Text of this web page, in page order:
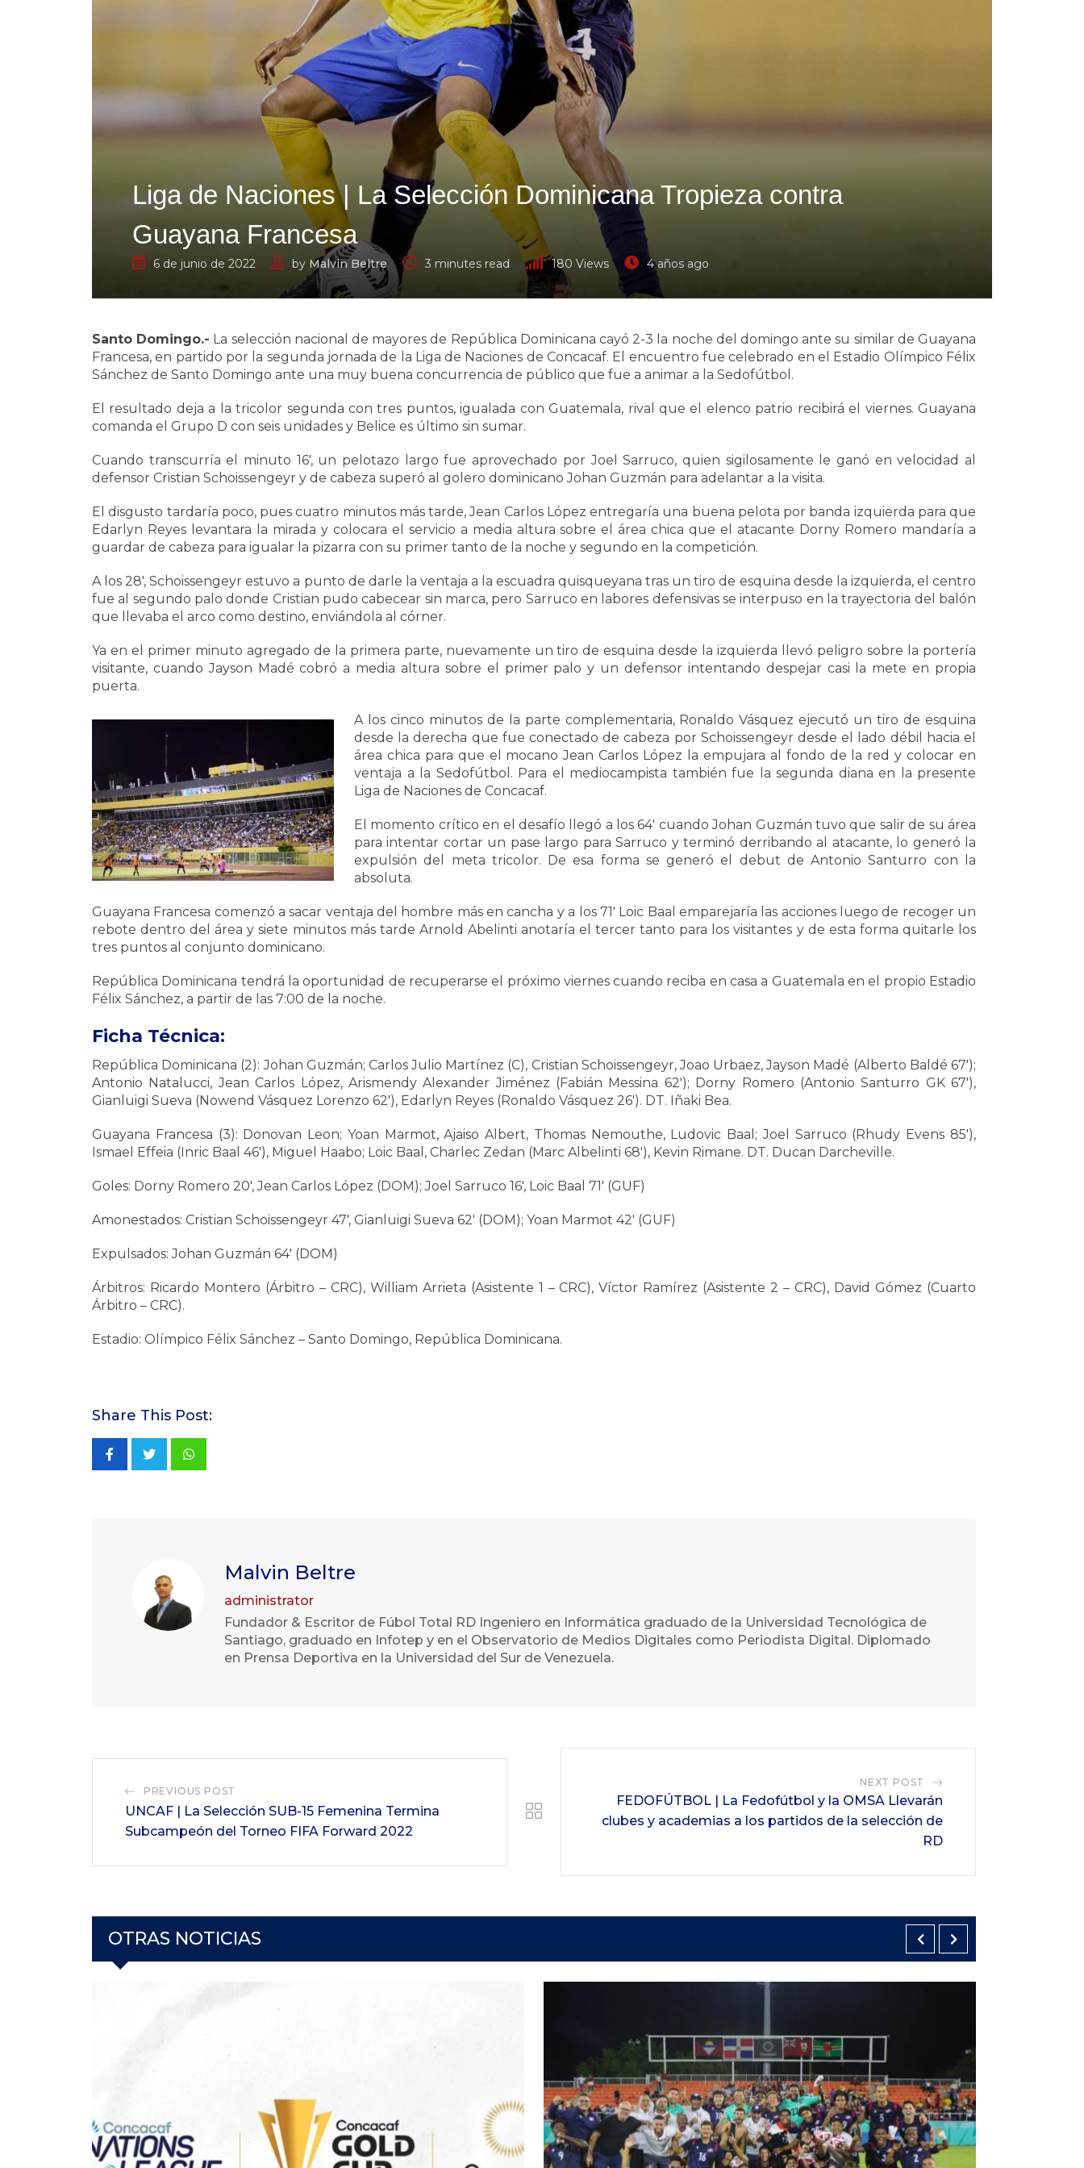
Liga de Naciones | La Selección Dominicana Tropieza contra
Guayana Francesa
6 de junio de 2022 by Malvin Beltre 3 minutes read 180 Views 4 años ago
Santo Domingo.- La selección nacional de mayores de República Dominicana cayó 2-3 la noche del domingo ante su similar de Guayana
Francesa, en partido por la segunda jornada de la Liga de Naciones de Concacaf. El encuentro fue celebrado en el Estadio Olímpico Félix
Sánchez de Santo Domingo ante una muy buena concurrencia de público que fue a animar a la Sedofútbol.
El resultado deja a la tricolor segunda con tres puntos, igualada con Guatemala, rival que el elenco patrio recibirá el viernes. Guayana
comanda el Grupo D con seis unidades y Belice es último sin sumar.
Cuando transcurría el minuto 16′, un pelotazo largo fue aprovechado por Joel Sarruco, quien sigilosamente le ganó en velocidad al
defensor Cristian Schoissengeyr y de cabeza superó al golero dominicano Johan Guzmán para adelantar a la visita.
El disgusto tardaría poco, pues cuatro minutos más tarde, Jean Carlos López entregaría una buena pelota por banda izquierda para que
Edarlyn Reyes levantara la mirada y colocara el servicio a media altura sobre el área chica que el atacante Dorny Romero mandaría a
guardar de cabeza para igualar la pizarra con su primer tanto de la noche y segundo en la competición.
A los 28′, Schoissengeyr estuvo a punto de darle la ventaja a la escuadra quisqueyana tras un tiro de esquina desde la izquierda, el centro
fue al segundo palo donde Cristian pudo cabecear sin marca, pero Sarruco en labores defensivas se interpuso en la trayectoria del balón
que llevaba el arco como destino, enviándola al córner.
Ya en el primer minuto agregado de la primera parte, nuevamente un tiro de esquina desde la izquierda llevó peligro sobre la portería
visitante, cuando Jayson Madé cobró a media altura sobre el primer palo y un defensor intentando despejar casi la mete en propia
puerta.
A los cinco minutos de la parte complementaria, Ronaldo Vásquez ejecutó un tiro de esquina
desde la derecha que fue conectado de cabeza por Schoissengeyr desde el lado débil hacia el
área chica para que el mocano Jean Carlos López la empujara al fondo de la red y colocar en
ventaja a la Sedofútbol. Para el mediocampista también fue la segunda diana en la presente
Liga de Naciones de Concacaf.
El momento crítico en el desafío llegó a los 64′ cuando Johan Guzmán tuvo que salir de su área
para intentar cortar un pase largo para Sarruco y terminó derribando al atacante, lo generó la
expulsión del meta tricolor. De esa forma se generó el debut de Antonio Santurro con la
absoluta.
Guayana Francesa comenzó a sacar ventaja del hombre más en cancha y a los 71′ Loic Baal emparejaría las acciones luego de recoger un
rebote dentro del área y siete minutos más tarde Arnold Abelinti anotaría el tercer tanto para los visitantes y de esta forma quitarle los
tres puntos al conjunto dominicano.
República Dominicana tendrá la oportunidad de recuperarse el próximo viernes cuando reciba en casa a Guatemala en el propio Estadio
Félix Sánchez, a partir de las 7:00 de la noche.
Ficha Técnica:
República Dominicana (2): Johan Guzmán; Carlos Julio Martínez (C), Cristian Schoissengeyr, Joao Urbaez, Jayson Madé (Alberto Baldé 67′);
Antonio Natalucci, Jean Carlos López, Arismendy Alexander Jiménez (Fabián Messina 62′); Dorny Romero (Antonio Santurro GK 67′),
Gianluigi Sueva (Nowend Vásquez Lorenzo 62′), Edarlyn Reyes (Ronaldo Vásquez 26′). DT. Iñaki Bea.
Guayana Francesa (3): Donovan Leon; Yoan Marmot, Ajaiso Albert, Thomas Nemouthe, Ludovic Baal; Joel Sarruco (Rhudy Evens 85′),
Ismael Effeia (Inric Baal 46′), Miguel Haabo; Loic Baal, Charlec Zedan (Marc Albelinti 68′), Kevin Rimane. DT. Ducan Darcheville.
Goles: Dorny Romero 20′, Jean Carlos López (DOM); Joel Sarruco 16′, Loic Baal 71′ (GUF)
Amonestados: Cristian Schoissengeyr 47′, Gianluigi Sueva 62′ (DOM); Yoan Marmot 42′ (GUF)
Expulsados: Johan Guzmán 64′ (DOM)
Árbitros: Ricardo Montero (Árbitro – CRC), William Arrieta (Asistente 1 – CRC), Víctor Ramírez (Asistente 2 – CRC), David Gómez (Cuarto
Árbitro – CRC).
Estadio: Olímpico Félix Sánchez – Santo Domingo, República Dominicana.
Share This Post:
Whatsapp
Malvin Beltre
administrator
Fundador & Escritor de Fúbol Total RD Ingeniero en Informática graduado de la Universidad Tecnológica de
Santiago, graduado en Infotep y en el Observatorio de Medios Digitales como Periodista Digital. Diplomado
en Prensa Deportiva en la Universidad del Sur de Venezuela.
PREVIOUS POST
UNCAF | La Selección SUB-15 Femenina Termina
Subcampeón del Torneo FIFA Forward 2022
NEXT POST
FEDOFÚTBOL | La Fedofútbol y la OMSA Llevarán
clubes y academias a los partidos de la selección de
RD
OTRAS NOTICIAS